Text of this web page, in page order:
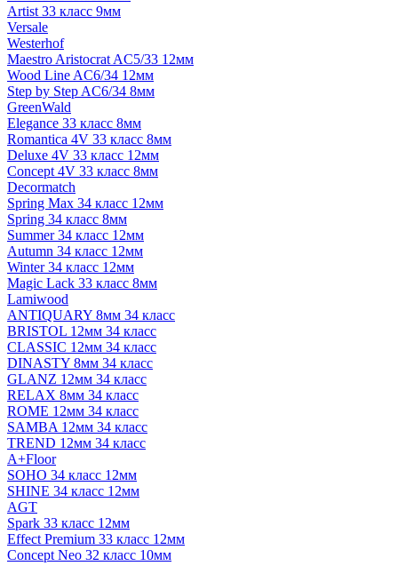
Artist 33 класс 9мм
Versale
Westerhof
Maestro Aristocrat AC5/33 12мм
Wood Line AC6/34 12мм
Step by Step AC6/34 8мм
GreenWald
Elegance 33 класс 8мм
Romantica 4V 33 класс 8мм
Deluxe 4V 33 класс 12мм
Concept 4V 33 класс 8мм
Decormatch
Spring Max 34 класс 12мм
Spring 34 класс 8мм
Summer 34 класс 12мм
Autumn 34 класс 12мм
Winter 34 класс 12мм
Magic Lack 33 класс 8мм
Lamiwood
ANTIQUARY 8мм 34 класс
BRISTOL 12мм 34 класс
CLASSIC 12мм 34 класс
DINASTY 8мм 34 класс
GLANZ 12мм 34 класс
RELAX 8мм 34 класс
ROME 12мм 34 класс
SAMBA 12мм 34 класс
TREND 12мм 34 класс
A+Floor
SOHO 34 класс 12мм
SHINE 34 класс 12мм
AGT
Spark 33 класс 12мм
Effect Premium 33 класс 12мм
Concept Neo 32 класс 10мм